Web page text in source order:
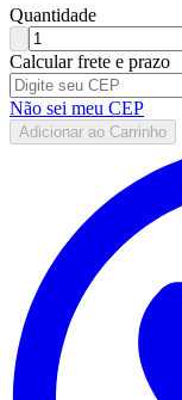
Quantidade
Calcular frete e prazo
Não sei meu CEP
Adicionar ao Carrinho